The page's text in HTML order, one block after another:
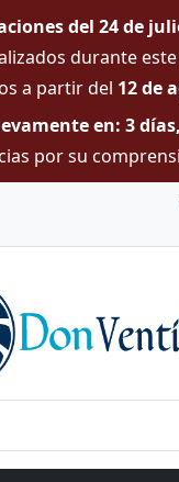
del 24 de
durante
a partir del 12 de
en: 3
por su